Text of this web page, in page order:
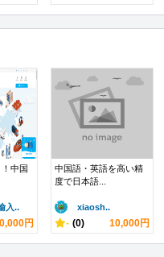
中国
入..
円
中国語・英語を高い精
度で日本語...
xiaosh..
- (0) 10,000円